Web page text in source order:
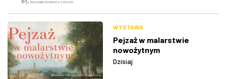
WYSTAWA
Pejzaż w malarstwie
nowożytnym
Dzisiaj